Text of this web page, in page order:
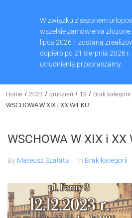
W związku z sezonem
wszelkie zamówienia złożone
lipca 2026 r. zostaną
dopiero po 21 sierpnia 2026 r.
utrudnienia przepraszamy.
65 540 74 61
Home / 2023 / grudzień / 19 / Brak kategorii
WSCHOWA W XIX i XX WIEKU
WSCHOWA W XIX i XX
By Mateusz Szałata In Brak kategorii